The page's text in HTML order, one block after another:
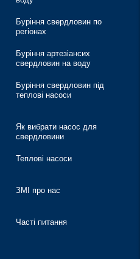
Буріння свердловин по
регіонах
Буріння артезіансих
свердловин на воду
Буріння свердловин під
теплові насоси
Як вибрати насос для
свердловини
Теплові насоси
ЗМІ про нас
Часті питання